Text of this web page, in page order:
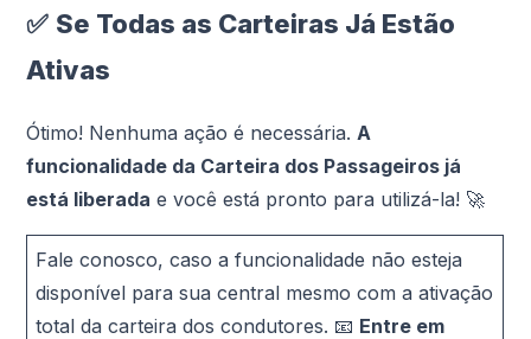
✅ Se Todas as Carteiras Já Estão
Ativas
Ótimo! Nenhuma ação é necessária. A
funcionalidade da Carteira dos Passageiros já
está liberada e você está pronto para utilizá-la! 🚀
Fale conosco, caso a funcionalidade não esteja
disponível para sua central mesmo com a ativação
total da carteira dos condutores. 📧 Entre em